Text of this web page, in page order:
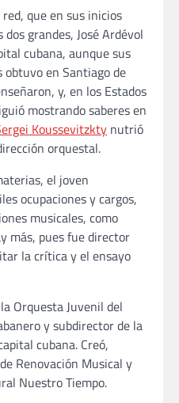
que en sus inicios
grandes, José Ardévol
cubana, aunque sus
en Santiago de
y, en los Estados
mostrando saberes en
Koussevitzkty nutrió
orquestal.
el joven
ocupaciones y cargos,
musicales, como
más, pues fue director
la crítica y el ensayo
Orquesta Juvenil del
y subdirector de la
cubana. Creó,
Renovación Musical y
Nuestro Tiempo.